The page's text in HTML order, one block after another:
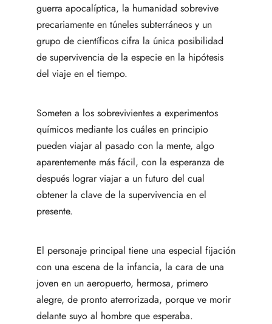
guerra apocalíptica, la humanidad sobrevive
precariamente en túneles subterráneos y un
grupo de científicos cifra la única posibilidad
de supervivencia de la especie en la hipótesis
del viaje en el tiempo.
Someten a los sobrevivientes a experimentos
químicos mediante los cuáles en principio
pueden viajar al pasado con la mente, algo
aparentemente más fácil, con la esperanza de
después lograr viajar a un futuro del cual
obtener la clave de la supervivencia en el
presente.
El personaje principal tiene una especial fijación
con una escena de la infancia, la cara de una
joven en un aeropuerto, hermosa, primero
alegre, de pronto aterrorizada, porque ve morir
delante suyo al hombre que esperaba.